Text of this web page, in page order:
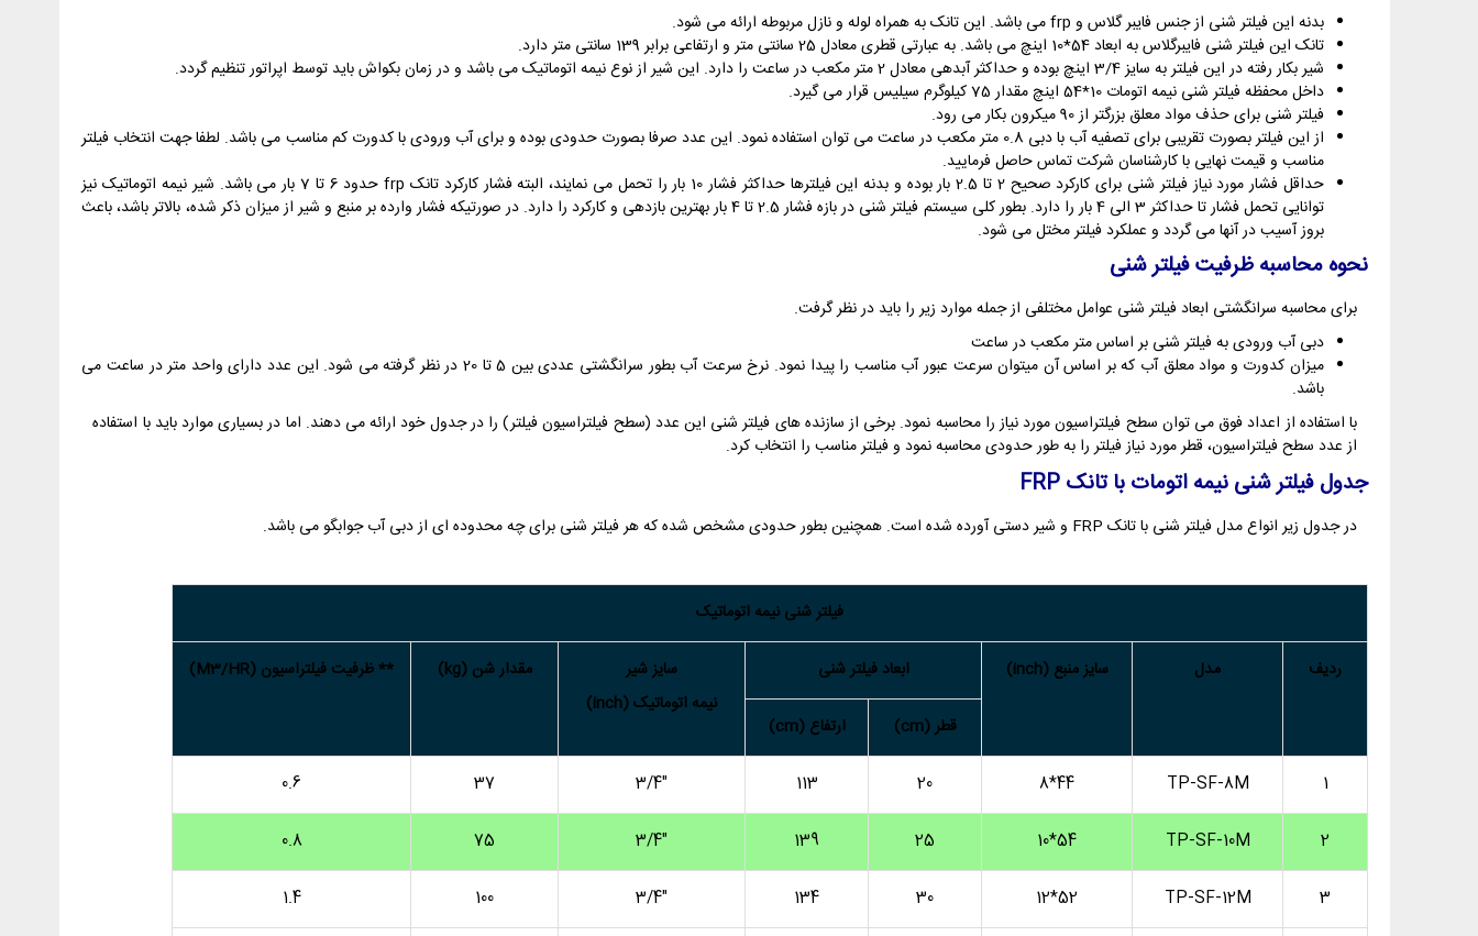
بدنه این فیلتر شنی از جنس فایبر گلاس و frp می باشد. این تانک به همراه لوله و نازل مربوطه ارائه می شود.
تانک این فیلتر شنی فایبرگلاس به ابعاد 54*10 اینچ می باشد. به عبارتی قطری معادل 25 سانتی متر و ارتفاعی برابر 139 سانتی متر دارد.
شیر بکار رفته در این فیلتر به سایز 3/4 اینچ بوده و حداکثر آبدهی معادل 2 متر مکعب در ساعت را دارد. این شیر از نوع نیمه اتوماتیک می باشد و در زمان بکواش باید توسط اپراتور تنظیم گردد.
داخل محفظه فیلتر شنی نیمه اتومات 10*54 اینچ مقدار 75 کیلوگرم سیلیس قرار می گیرد.
فیلتر شنی برای حذف مواد معلق بزرگتر از 90 میکرون بکار می رود.
از این فیلتر بصورت تقریبی برای تصفیه آب با دبی 0.8 متر مکعب در ساعت می توان استفاده نمود. این عدد صرفا بصورت حدودی بوده و برای آب ورودی با کدورت کم مناسب می باشد. لطفا جهت انتخاب فیلتر
مناسب و قیمت نهایی با کارشناسان شرکت تماس حاصل فرمایید.
حداقل فشار مورد نیاز فیلتر شنی برای کارکرد صحیح 2 تا 2.5 بار بوده و بدنه این فیلترها حداکثر فشار 10 بار را تحمل می نمایند، البته فشار کارکرد تانک frp حدود 6 تا 7 بار می باشد. شیر نیمه اتوماتیک نیز
توانایی تحمل فشار تا حداکثر 3 الی 4 بار را دارد. بطور کلی سیستم فیلتر شنی در بازه فشار 2.5 تا 4 بار بهترین بازدهی و کارکرد را دارد. در صورتیکه فشار وارده بر منبع و شیر از میزان ذکر شده، بالاتر باشد، باعث
بروز آسیب در آنها می گردد و عملکرد فیلتر مختل می شود.
نحوه محاسبه ظرفیت فیلتر شنی
برای محاسبه سرانگشتی ابعاد فیلتر شنی عوامل مختلفی از جمله موارد زیر را باید در نظر گرفت.
دبی آب ورودی به فیلتر شنی بر اساس متر مکعب در ساعت
میزان کدورت و مواد معلق آب که بر اساس آن میتوان سرعت عبور آب مناسب را پیدا نمود. نرخ سرعت آب بطور سرانگشتی عددی بین 5 تا 20 در نظر گرفته می شود. این عدد دارای واحد متر در ساعت می
باشد.
با استفاده از اعداد فوق می توان سطح فیلتراسیون مورد نیاز را محاسبه نمود. برخی از سازنده های فیلتر شنی این عدد (سطح فیلتراسیون فیلتر) را در جدول خود ارائه می دهند. اما در بسیاری موارد باید با استفاده
از عدد سطح فیلتراسیون، قطر مورد نیاز فیلتر را به طور حدودی محاسبه نمود و فیلتر مناسب را انتخاب کرد.
جدول فیلتر شنی نیمه اتومات با تانکFRP
در جدول زیر انواع مدل فیلتر شنی با تانک FRP و شیر دستی آورده شده است. همچنین بطور حدودی مشخص شده که هر فیلتر شنی برای چه محدوده ای از دبی آب جوابگو می باشد.
فیلتر شنی نیمه اتوماتیک
ردیف مدل سایز منبع (inch) ابعاد فیلتر شنی
سایز شیر
نیمه اتوماتیک (inch)
مقدار شن (kg) ** ظرفیت فیلتراسیون (M3/HR)
قطر (cm) ارتفاع (cm)
1
TP-SF-8M
44*8
20
113
3/4″
37
0.6
2
TP-SF-10M
54*10
25
139
3/4″
75
0.8
3
TP-SF-12M
52*12
30
134
3/4″
100
1.4